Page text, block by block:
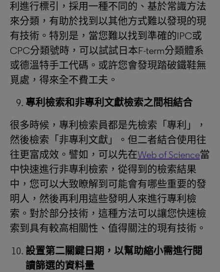
利進行標引，採用一種不同的、基於常識方法
來分類，有助於找到以其他方式難以發現的現
有技術。特別是，當您難以找到準確的IPC或
CPC分類號時，可以試試日本F-term分類體系
或德溫特手工代碼。或許您會發現踏破鐵鞋無
覓處，得來全不費工夫。
專利檢索和非專利文獻檢索之間相結合
很多時候，專利檢索員都是先檢索「專利」，
然後檢索「非專利文獻」。但二者結合使用往
往更富成效。譬如，可以先在Web of Science當
中快速進行非專利檢索，從得到的檢索結果
中，您可以大致瞭解到可能會有哪些重要的發
明人，然後再利用這些發明人來進行專利檢
索。對於部分技術，這種方法可以讓您快速檢
索到具有較高相關性、值得關注的現有技術。
設置第二關鍵日期，以幫助縮小需進行閱
讀篩選的資料量